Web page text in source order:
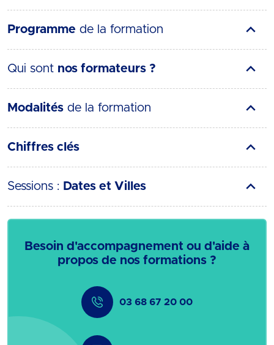
Programme de la formation
Qui sont nos formateurs ?
Modalités de la formation
Chiffres clés
Sessions : Dates et Villes
Besoin d'accompagnement ou d'aide à
propos de nos formations ?
03 68 67 20 00